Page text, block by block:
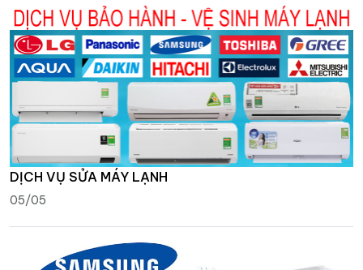
DỊCH VỤ SỬA MÁY LẠNH
05/05